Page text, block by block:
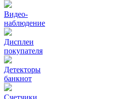
Видео‑
наблюдение
Дисплеи
покупателя
Детекторы
банкнот
Счетчики